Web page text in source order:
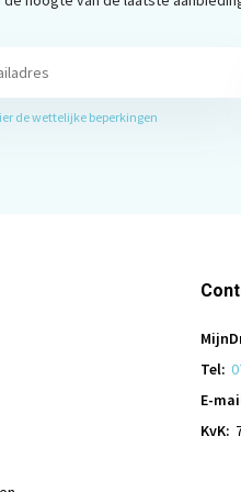
de wettelijke beperkingen
Tel:
E-
KvK: